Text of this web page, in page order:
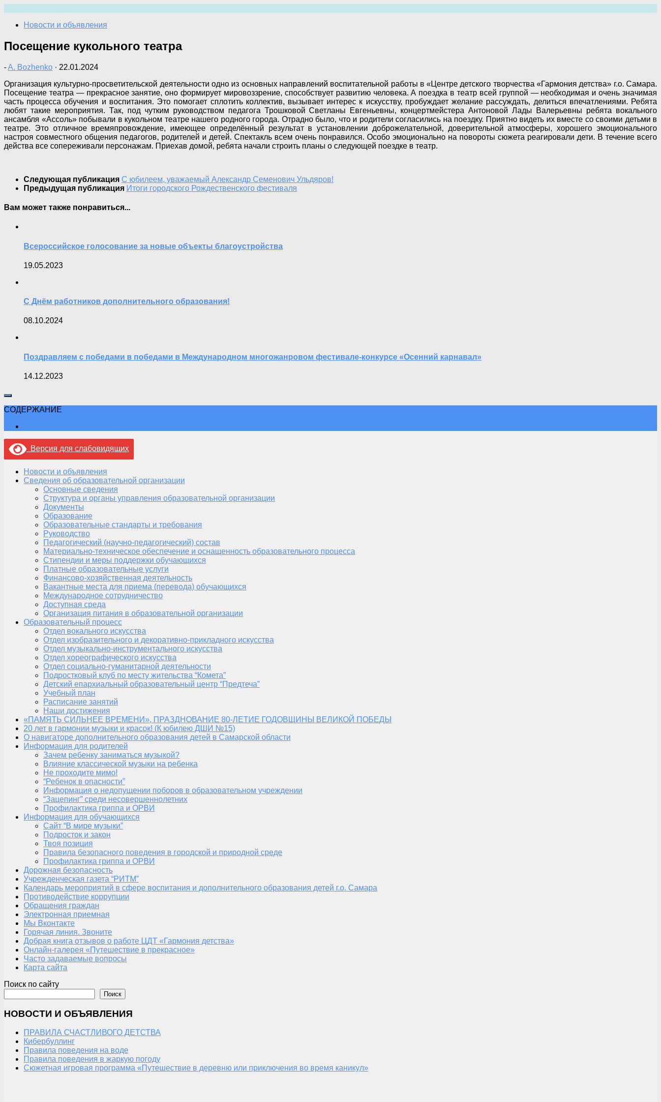
содержимому
Новости и объявления
Посещение кукольного театра
-A. Bozhenko · 22.01.2024
Организация культурно-просветительской деятельности одно из основных направлений воспитательной работы в «Центре детского творчества «Гармония детства» г.о. Самара.
Посещение театра — прекрасное занятие, оно формирует мировоззрение, способствует развитию человека. А поездка в театр всей группой — необходимая и очень значимая
часть процесса обучения и воспитания. Это помогает сплотить коллектив, вызывает интерес к искусству, пробуждает желание рассуждать, делиться впечатлениями. Ребята
любят такие мероприятия. Так, под чутким руководством педагога Трошковой Светланы Евгеньевны, концертмейстера Антоновой Лады Валерьевны ребята вокального
ансамбля «Ассоль» побывали в кукольном театре нашего родного города. Отрадно было, что и родители согласились на поездку. Приятно видеть их вместе со своими детьми в
театре. Это отличное времяпровождение, имеющее определённый результат в установлении доброжелательной, доверительной атмосферы, хорошего эмоционального
настроя совместного общения педагогов, родителей и детей. Спектакль всем очень понравился. Особо эмоционально на повороты сюжета реагировали дети. В течение всего
действа все сопереживали персонажам. Приехав домой, ребята начали строить планы о следующей поездке в театр.
Следующая публикация С юбилеем, уважаемый Александр Семенович Ульдяров!
Предыдущая публикация Итоги городского Рождественского фестиваля
Вам может также понравиться...
Всероссийское голосование за новые объекты благоустройства
19.05.2023
С Днём работников дополнительного образования!
08.10.2024
Поздравляем с победами в победами в Международном многожанровом фестивале-конкурсе «Осенний карнавал»
14.12.2023
СОДЕРЖАНИЕ
Версия для слабовидящих
Новости и объявления
Сведения об образовательной организации
Основные сведения
Структура и органы управления образовательной организации
Документы
Образование
Образовательные стандарты и требования
Руководство
Педагогический (научно-педагогический) состав
Материально-техническое обеспечение и оснащенность образовательного процесса
Стипендии и меры поддержки обучающихся
Платные образовательные услуги
Финансово-хозяйственная деятельность
Вакантные места для приема (перевода) обучающихся
Международное сотрудничество
Доступная среда
Организация питания в образовательной организации
Образовательный процесс
Отдел вокального искусства
Отдел изобразительного и декоративно-прикладного искусства
Отдел музыкально-инструментального искусства
Отдел хореографического искусства
Отдел социально-гуманитарной деятельности
Подростковый клуб по месту жительства “Комета”
Детский епархиальный образовательный центр “Предтеча”
Учебный план
Расписание занятий
Наши достижения
«ПАМЯТЬ СИЛЬНЕЕ ВРЕМЕНИ», ПРАЗДНОВАНИЕ 80-ЛЕТИЕ ГОДОВЩИНЫ ВЕЛИКОЙ ПОБЕДЫ
20 лет в гармонии музыки и красок! (К юбилею ДШИ №15)
О навигаторе дополнительного образования детей в Самарской области
Информация для родителей
Зачем ребенку заниматься музыкой?
Влияние классической музыки на ребенка
Не проходите мимо!
“Ребенок в опасности”
Информация о недопущении поборов в образовательном учреждении
“Зацепинг” среди несовершеннолетних
Профилактика гриппа и ОРВИ
Информация для обучающихся
Сайт “В мире музыки”
Подросток и закон
Твоя позиция
Правила безопасного поведения в городской и природной среде
Профилактика гриппа и ОРВИ
Дорожная безопасность
Учрежденческая газета “РИТМ”
Календарь мероприятий в сфере воспитания и дополнительного образования детей г.о. Самара
Противодействие коррупции
Обращения граждан
Электронная приемная
Мы Вконтакте
Горячая линия. Звоните
Добрая книга отзывов о работе ЦДТ «Гармония детства»
Онлайн-галерея «Путешествие в прекрасное»
Часто задаваемые вопросы
Карта сайта
Поиск по сайту
Поиск
НОВОСТИ И ОБЪЯВЛЕНИЯ
ПРАВИЛА СЧАСТЛИВОГО ДЕТСТВА
Кибербуллинг
Правила поведения на воде
Правила поведения в жаркую погоду
Сюжетная игровая программа «Путешествие в деревню или приключения во время каникул»